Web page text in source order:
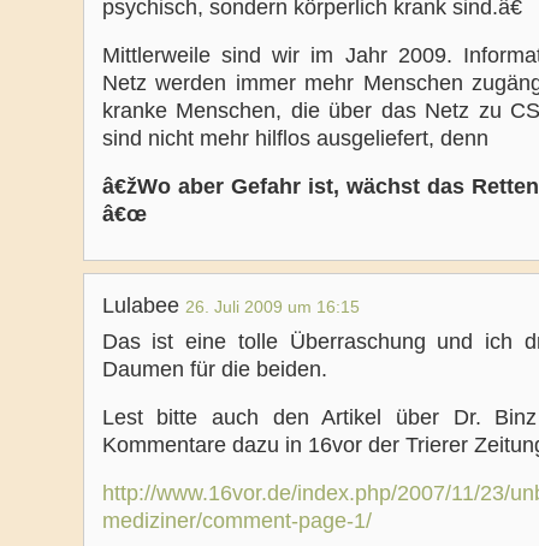
psychisch, sondern körperlich krank sind.â€
Mittlerweile sind wir im Jahr 2009.
Netz werden immer mehr Menschen
kranke Menschen, die über das Netz zu
sind nicht mehr hilflos ausgeliefert, denn
â€žWo aber Gefahr ist, wächst das
â€œ
Lulabee 26. Juli 2009 um 16:15
Das ist eine tolle Überraschung und ich
Daumen für die beiden.
Lest bitte auch den Artikel über Dr.
Kommentare dazu in 16vor der Trierer
http://www.16vor.de/index.php/2007/11/23/
mediziner/comment-page-1/